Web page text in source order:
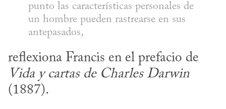
punto las características personales de
un hombre pueden rastrearse en sus
antepasados,
Vida y cartas de Charles Darwin
(1887).